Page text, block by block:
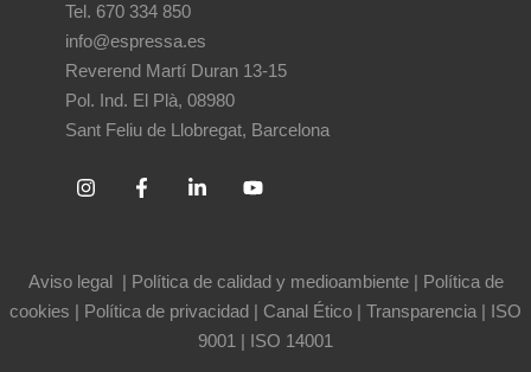
Tel. 670 334 850
info@espressa.es
Reverend Martí Duran 13-15
Pol. Ind. El Plà, 08980
Sant Feliu de Llobregat, Barcelona
Aviso legal | Política de calidad y medioambiente| Política de
cookies | Política de privacidad | Canal Ético | Transparencia | ISO
9001 | ISO 14001